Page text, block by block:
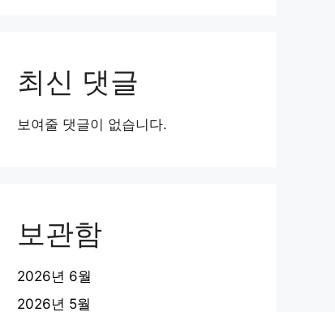
최신 댓글
보여줄 댓글이 없습니다.
보관함
2026년 6월
2026년 5월